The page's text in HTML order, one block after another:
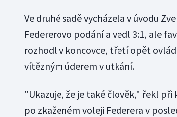
Ve druhé sadě vycházela v úvodu
Federerovo podání a vedl 3:1, ale
rozhodl v koncovce, třetí opět
vítězným úderem v utkání.
"Ukazuje, že je také člověk," řekl
po zkaženém voleji Federera v